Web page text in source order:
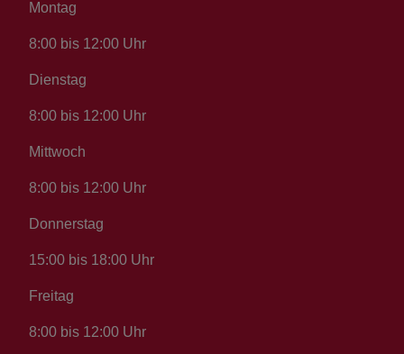
Montag
8:00 bis 12:00 Uhr
Dienstag
8:00 bis 12:00 Uhr
Mittwoch
8:00 bis 12:00 Uhr
Donnerstag
15:00 bis 18:00 Uhr
Freitag
8:00 bis 12:00 Uhr